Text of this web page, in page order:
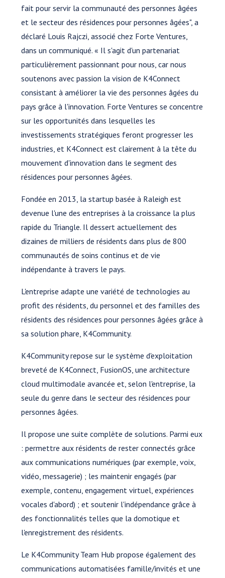
fait pour servir la communauté des personnes âgées
et le secteur des résidences pour personnes âgées", a
déclaré Louis Rajczi, associé chez Forte Ventures,
dans un communiqué. « Il s'agit d'un partenariat
particulièrement passionnant pour nous, car nous
soutenons avec passion la vision de K4Connect
consistant à améliorer la vie des personnes âgées du
pays grâce à l'innovation. Forte Ventures se concentre
sur les opportunités dans lesquelles les
investissements stratégiques feront progresser les
industries, et K4Connect est clairement à la tête du
mouvement d'innovation dans le segment des
résidences pour personnes âgées.
Fondée en 2013, la startup basée à Raleigh est
devenue l'une des entreprises à la croissance la plus
rapide du Triangle. Il dessert actuellement des
dizaines de milliers de résidents dans plus de 800
communautés de soins continus et de vie
indépendante à travers le pays.
L'entreprise adapte une variété de technologies au
profit des résidents, du personnel et des familles des
résidents des résidences pour personnes âgées grâce à
sa solution phare, K4Community.
K4Community repose sur le système d'exploitation
breveté de K4Connect, FusionOS, une architecture
cloud multimodale avancée et, selon l'entreprise, la
seule du genre dans le secteur des résidences pour
personnes âgées.
Il propose une suite complète de solutions. Parmi eux
: permettre aux résidents de rester connectés grâce
aux communications numériques (par exemple, voix,
vidéo, messagerie) ; les maintenir engagés (par
exemple, contenu, engagement virtuel, expériences
vocales d'abord) ; et soutenir l'indépendance grâce à
des fonctionnalités telles que la domotique et
l'enregistrement des résidents.
Le K4Community Team Hub propose également des
communications automatisées famille/invités et une